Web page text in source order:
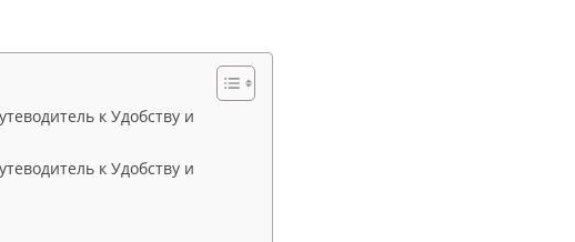
к Удобству и
к Удобству и